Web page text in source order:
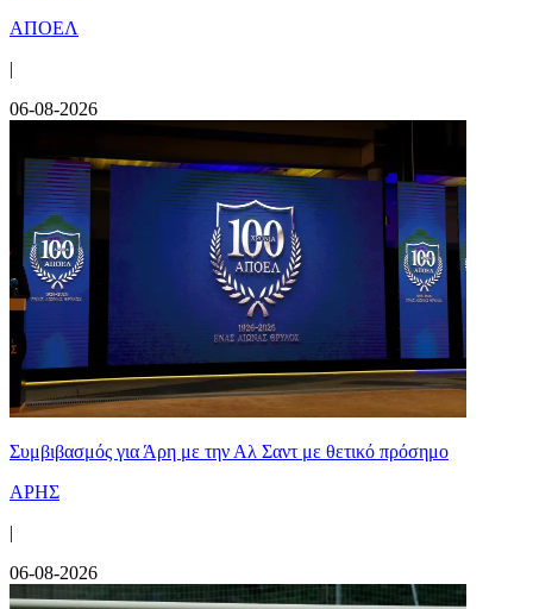
ΑΠΟΕΛ
|
06-08-2026
Συμβιβασμός για Άρη με την Αλ Σαντ με θετικό πρόσημο
ΑΡΗΣ
|
06-08-2026